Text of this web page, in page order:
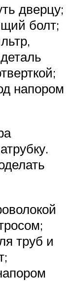
дверцу;
болт;
напором
труб и